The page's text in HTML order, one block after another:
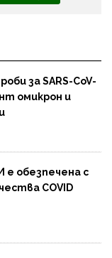
за SARS-CoV-
омикрон и
е обезпечена с
COVID